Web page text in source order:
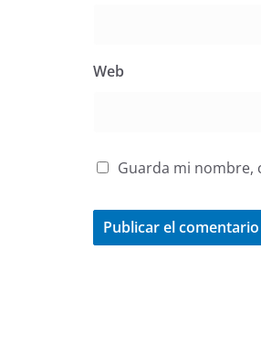
Web
Guarda mi nombre,